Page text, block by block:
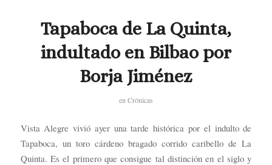
Tapaboca de La Quinta,
indultado en Bilbao por
Borja Jiménez
en Crónicas
Vista Alegre vivió ayer una tarde histórica por el indulto de
Tapaboca, un toro cárdeno bragado corrido caribello de La
Quinta. Es el primero que consigue tal distinción en el siglo y